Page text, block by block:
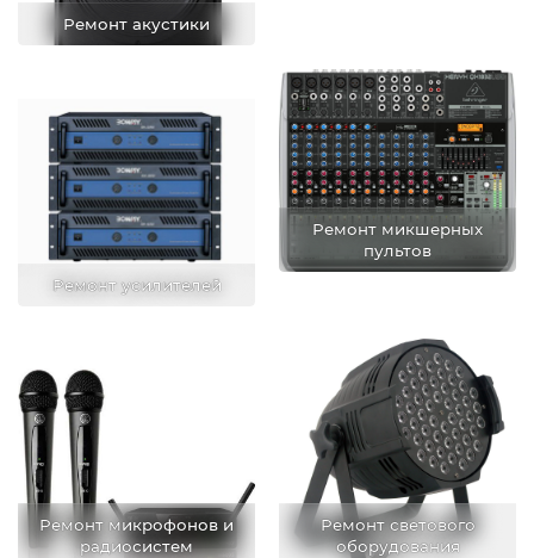
Ремонт акустики
Ремонт усилителей
Ремонт микшерных
пультов
Ремонт микрофонов и
радиосистем
Ремонт светового
оборудования